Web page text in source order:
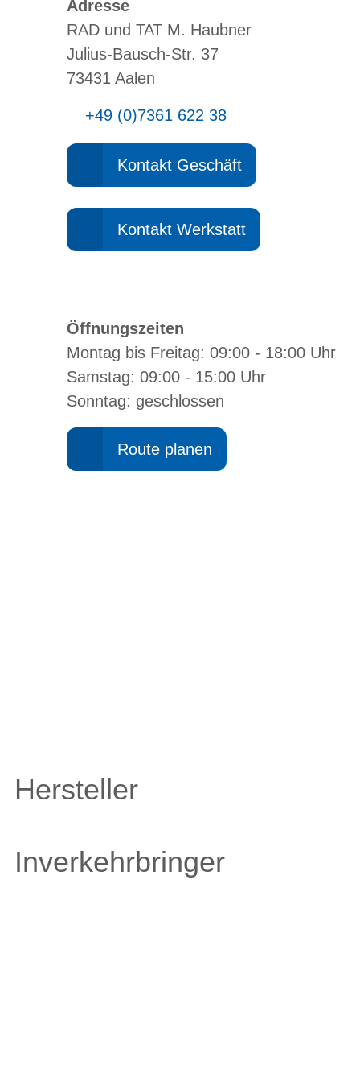
Adresse
RAD und TAT M. Haubner
Julius-Bausch-Str. 37
73431 Aalen
+49 (0)7361 622 38
Kontakt Geschäft
Kontakt Werkstatt
Öffnungszeiten
Montag bis Freitag: 09:00 - 18:00 Uhr
Samstag: 09:00 - 15:00 Uhr
Sonntag: geschlossen
Route planen
Hersteller
Inverkehrbringer